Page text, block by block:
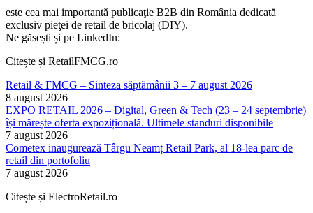
este cea mai importantă publicaţie B2B din România dedicată
exclusiv pieţei de retail de bricolaj (DIY).
Ne găsești și pe LinkedIn:
Citește și RetailFMCG.ro
Retail & FMCG – Sinteza săptămânii 3 – 7 august 2026
8 august 2026
EXPO RETAIL 2026 – Digital, Green & Tech (23 – 24 septembrie)
își mărește oferta expozițională. Ultimele standuri disponibile
7 august 2026
Cometex inaugurează Târgu Neamț Retail Park, al 18-lea parc de
retail din portofoliu
7 august 2026
Citește și ElectroRetail.ro